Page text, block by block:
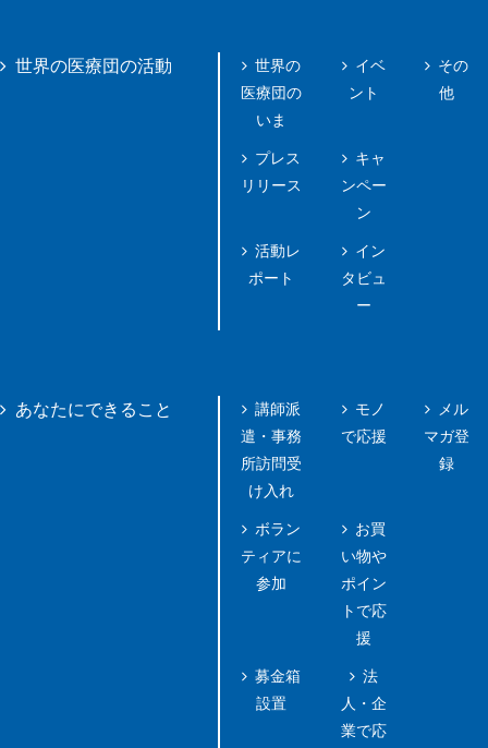
世界の医療団の活動
世界の
医療団の
いま
プレス
リリース
活動レ
ポート
イベ
ント
キャ
ンペー
ン
イン
タビュ
ー
その
他
あなたにできること
講師派
遣・事務
所訪問受
け入れ
ボラン
ティアに
参加
募金箱
設置
モノ
で応援
お買
い物や
ポイン
トで応
援
法
人・企
業で応
メル
マガ登
録